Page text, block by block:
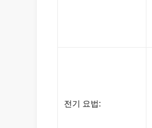
전기 요법: